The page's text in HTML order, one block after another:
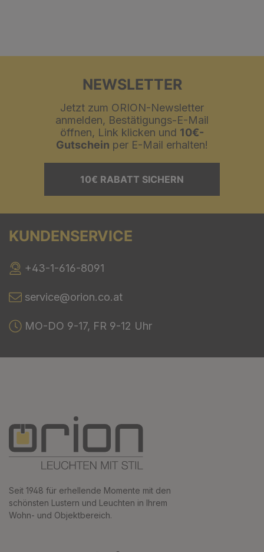
NEWSLETTER
Jetzt zum ORION-Newsletter
anmelden, Bestätigungs-E-Mail
öffnen, Link klicken und 10€-
Gutschein per E-Mail erhalten!
10€ RABATT SICHERN
KUNDENSERVICE
+43-1-616-8091
service@orion.co.at
MO-DO 9-17, FR 9-12 Uhr
Seit 1948 für erhellende Momente mit den
schönsten Lustern und Leuchten in Ihrem
Wohn- und Objektbereich.